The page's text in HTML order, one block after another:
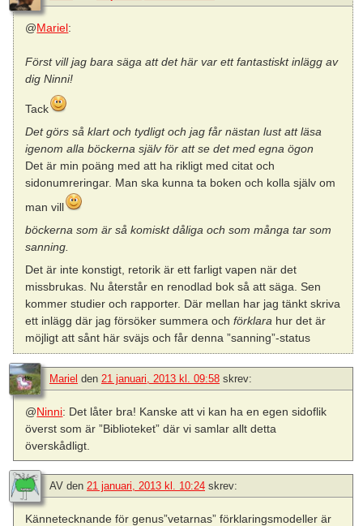
@Mariel:
Först vill jag bara säga att det här var ett fantastiskt inlägg av
dig Ninni!
Tack
Det görs så klart och tydligt och jag får nästan lust att läsa
igenom alla böckerna själv för att se det med egna ögon
Det är min poäng med att ha rikligt med citat och
sidonumreringar. Man ska kunna ta boken och kolla själv om
man vill
böckerna som är så komiskt dåliga och som många tar som
sanning.
Det är inte konstigt, retorik är ett farligt vapen när det
missbrukas. Nu återstår en renodlad bok så att säga. Sen
kommer studier och rapporter. Där mellan har jag tänkt skriva
ett inlägg där jag försöker summera ochförklara hur det är
möjligt att sånt här sväjs och får denna ”sanning”-status
Mariel den 21 januari, 2013 kl. 09:58 skrev:
@Ninni: Det låter bra! Kanske att vi kan ha en egen sidoflik
överst som är ”Biblioteket” där vi samlar allt detta
överskådligt.
AV den 21 januari, 2013 kl. 10:24 skrev:
Kännetecknande för genus”vetarnas” förklaringsmodeller är